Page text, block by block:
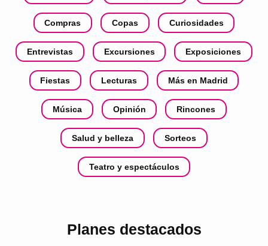
Compras Copas Curiosidades
Entrevistas Excursiones Exposiciones
Fiestas Lecturas Más en Madrid
Música Opinión Rincones
Salud y belleza Sorteos
Teatro y espectáculos
Planes destacados